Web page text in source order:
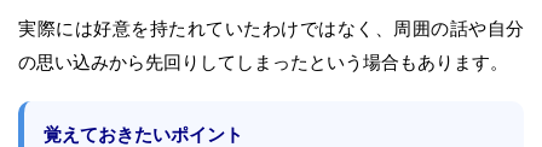
実際には好意を持たれていたわけではなく、周囲の話や自分
の思い込みから先回りしてしまったという場合もあります。
覚えておきたいポイント